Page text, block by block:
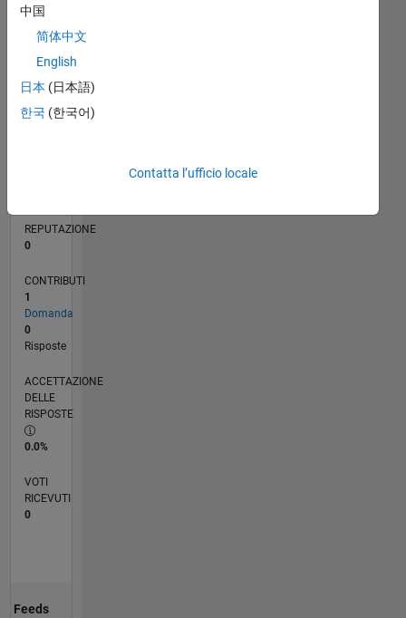
L
06/21
01/22
08/22
03/23
10/23
05/24
12/24
07/25
02/26
02/22
10/22
06/23
02/24
10/24
06/25
03/22
12/22
09/23
06/24
03/25
12/25
CRONOLOGIA
REPUTAZIONE
0
CONTRIBUTI
1
Domanda
0
Risposte
ACCETTAZIONE
DELLE
RISPOSTE
0.0%
VOTI
RICEVUTI
0
Feeds
中国
简体中文
English
日本 (日本語)
한국 (한국어)
Contatta l’ufficio locale